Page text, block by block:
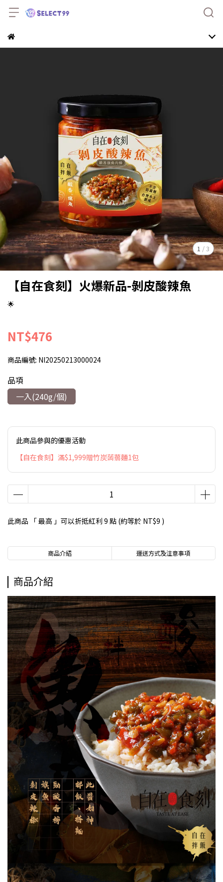
1 /3
【自在食刻】火爆新品-剝皮酸辣魚
🌟
NT$476
商品編號: NI20250213000024
品項
一入(240g/個)
此商品參與的優惠活動
【自在食刻】滿$1,999贈竹炭蒟蒻麵1包
此商品 「 最高 」可以折抵紅利 9 點 (約等於 NT$9 )
商品介紹 運送方式及注意事項
商品介紹